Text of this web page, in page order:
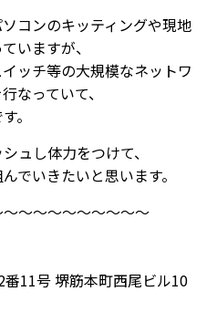
コンのキッティングや現地
いますが、
ッチ等の大規模なネットワ
なっていて、
。
ュし体力をつけて、
でいきたいと思います。
～～～～～～～～～
11号 堺筋本町西尾ビル10